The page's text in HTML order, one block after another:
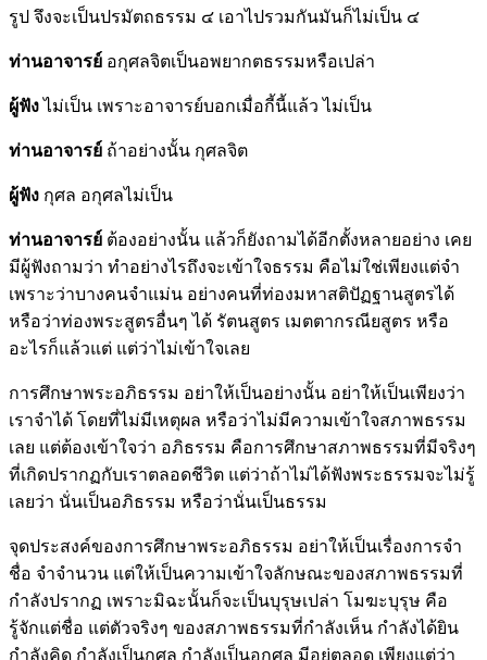
รูป จึงจะเป็นปรมัตถธรรม ๔ เอาไปรวมกันมันก็ไม่เป็น ๔
ท่านอาจารย์ อกุศลจิตเป็นอพยากตธรรมหรือเปล่า
ผู้ฟังไม่เป็น เพราะอาจารย์บอกเมื่อกี้นี้แล้ว ไม่เป็น
ท่านอาจารย์ ถ้าอย่างนั้น กุศลจิต
ผู้ฟัง กุศล อกุศลไม่เป็น
ท่านอาจารย์ ต้องอย่างนั้น แล้วก็ยังถามได้อีกตั้งหลายอย่าง เคย
มีผู้ฟังถามว่า ทำอย่างไรถึงจะเข้าใจธรรม คือไม่ใช่เพียงแต่จำ
เพราะว่าบางคนจำแม่น อย่างคนที่ท่องมหาสติปัฏฐานสูตรได้
หรือว่าท่องพระสูตรอื่นๆ ได้ รัตนสูตร เมตตากรณียสูตร หรือ
อะไรก็แล้วแต่ แต่ว่าไม่เข้าใจเลย
การศึกษาพระอภิธรรม อย่าให้เป็นอย่างนั้น อย่าให้เป็นเพียงว่า
เราจำได้ โดยที่ไม่มีเหตุผล หรือว่าไม่มีความเข้าใจสภาพธรรม
เลย แต่ต้องเข้าใจว่า อภิธรรม คือการศึกษาสภาพธรรมที่มีจริงๆ
ที่เกิดปรากฏกับเราตลอดชีวิต แต่ว่าถ้าไม่ได้ฟังพระธรรมจะไม่รู้
เลยว่า นั่นเป็นอภิธรรม หรือว่านั่นเป็นธรรม
จุดประสงค์ของการศึกษาพระอภิธรรม อย่าให้เป็นเรื่องการจำ
ชื่อ จำจำนวน แต่ให้เป็นความเข้าใจลักษณะของสภาพธรรมที่
กำลังปรากฏ เพราะมิฉะนั้นก็จะเป็นบุรุษเปล่า โมฆะบุรุษ คือ
รู้จักแต่ชื่อ แต่ตัวจริงๆ ของสภาพธรรมที่กำลังเห็น กำลังได้ยิน
กำลังคิด กำลังเป็นกุศล กำลังเป็นอกุศล มีอยู่ตลอด เพียงแต่ว่า